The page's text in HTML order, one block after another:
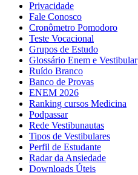
Privacidade
Fale Conosco
Cronômetro Pomodoro
Teste Vocacional
Grupos de Estudo
Glossário Enem e Vestibular
Ruído Branco
Banco de Provas
ENEM 2026
Ranking cursos Medicina
Podpassar
Rede Vestibunautas
Tipos de Vestibulares
Perfil de Estudante
Radar da Ansiedade
Downloads Úteis